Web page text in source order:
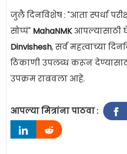
जुलै दिनविशेष : "आता स्पर्धा
सोप्पं" MahaNMK
Dinvishesh, सर्व महत्वाच्या
ठिकाणी उपलब्ध करून
उपक्रम राबवला आहे.
आपल्या मित्रांना पाठवा :